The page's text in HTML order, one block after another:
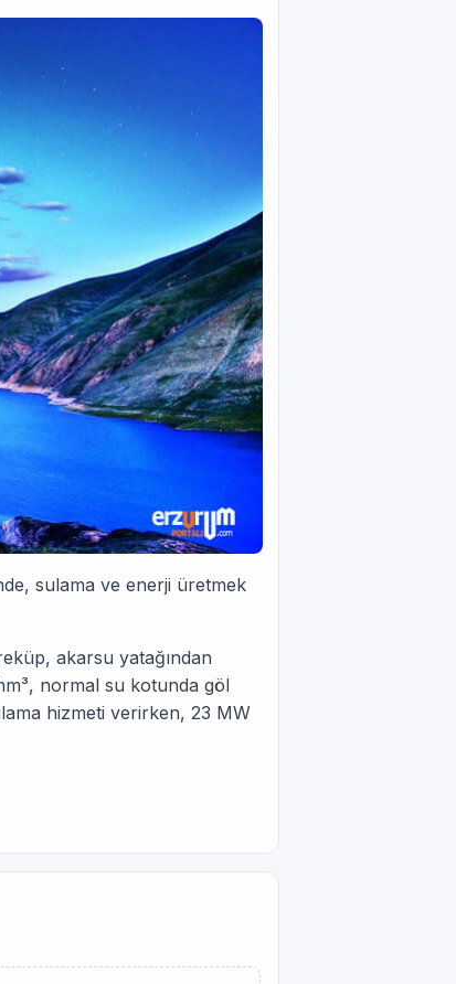
sulama ve enerji üretmek
akarsu yatağından
normal su kotunda göl
hizmeti verirken, 23 MW